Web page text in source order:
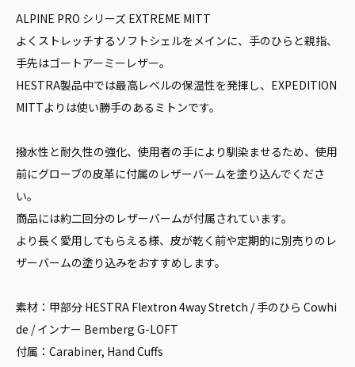
ALPINE PRO シリーズ EXTREME MITT
よくストレッチするソフトシェルをメインに、手のひらと親指、
手先はゴートアーミーレザー。
HESTRA製品中では最高レベルの保温性を発揮し、EXPEDITION
MITTよりは使い勝手のあるミトンです。
撥水性と耐久性の強化、使用者の手により馴染ませるため、使用
前にグローブの皮革に付属のレザーバームを塗り込んでくださ
い。
商品には約二回分のレザーバームが付属されています。
より長く愛用してもらえる様、皮が乾く前や定期的に別売りのレ
ザーバームの塗り込みをおすすめします。
素材：甲部分 HESTRA Flextron 4way Stretch / 手のひら Cowhi
de / インナー Bemberg G-LOFT
付属：Carabiner, Hand Cuffs